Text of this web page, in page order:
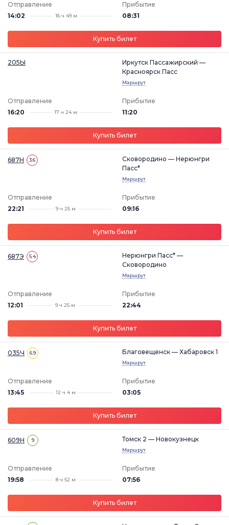
Отправление
14:02
16 ч 49 м
Прибытие
08:31
Купить билет
205Ы
Иркутск Пассажирский —
Красноярск Пасс
Маршрут
Отправление
16:20
17 ч 24 м
Прибытие
11:20
Купить билет
687Н 3.6
Сковородино — Нерюнгри
Пасс*
Маршрут
Отправление
22:21
9 ч 25 м
Прибытие
09:16
Купить билет
687Э 5.4
Нерюнгри Пасс* —
Сковородино
Маршрут
Отправление
12:01
9 ч 25 м
Прибытие
22:44
Купить билет
035Ч 6.9 Благовещенск — Хабаровск 1
Маршрут
Отправление
13:45
12 ч 4 м
Прибытие
03:05
Купить билет
609Н 9 Томск 2 — Новокузнецк
Маршрут
Отправление
19:58
8 ч 52 м
Прибытие
07:56
Купить билет